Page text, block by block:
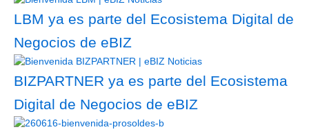
LBM ya es parte del Ecosistema Digital de
Negocios de eBIZ
BIZPARTNER ya es parte del Ecosistema
Digital de Negocios de eBIZ